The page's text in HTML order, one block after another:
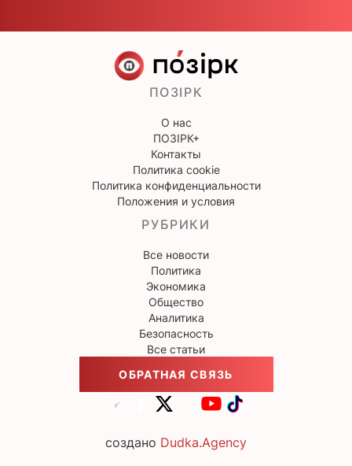
ПОЗІРК
О нас
ПОЗІРК+
Контакты
Политика cookie
Политика конфиденциальности
Положения и условия
РУБРИКИ
Все новости
Политика
Экономика
Общество
Аналитика
Безопасность
Все статьи
ОБРАТНАЯ СВЯЗЬ
создано Dudka.Agency